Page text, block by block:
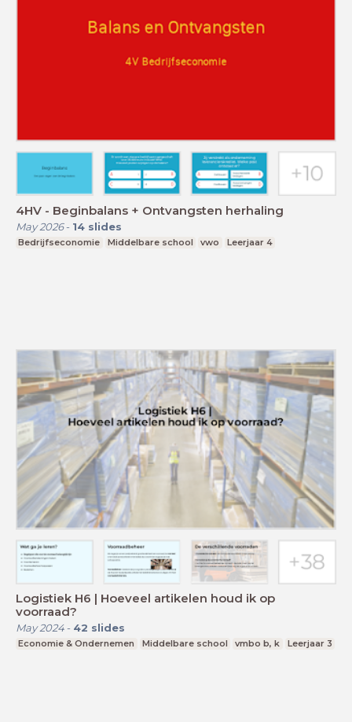
4HV - Beginbalans + Ontvangsten herhaling
May 2026- 14 slides
Bedrijfseconomie Middelbare school vwo Leerjaar 4
Logistiek H6 | Hoeveel artikelen houd ik op
voorraad?
May 2024- 42 slides
Economie & Ondernemen Middelbare school vmbo b, k Leerjaar 3